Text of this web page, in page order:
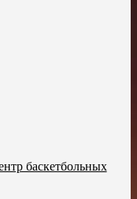
баскетбольных